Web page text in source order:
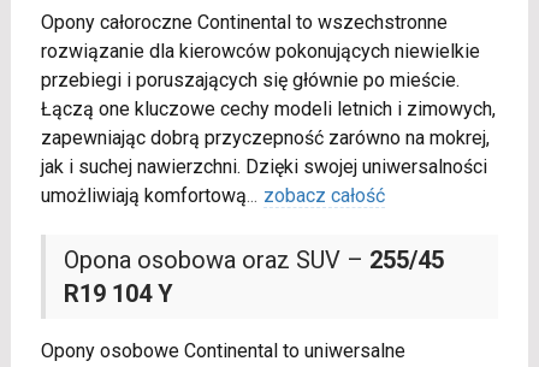
Opony całoroczne Continental to wszechstronne
rozwiązanie dla kierowców pokonujących niewielkie
przebiegi i poruszających się głównie po mieście.
Łączą one kluczowe cechy modeli letnich i zimowych,
zapewniając dobrą przyczepność zarówno na mokrej,
jak i suchej nawierzchni. Dzięki swojej uniwersalności
umożliwiają komfortową... zobacz całość
Opona osobowa oraz SUV – 255/45
R19 104 Y
Opony osobowe Continental to uniwersalne